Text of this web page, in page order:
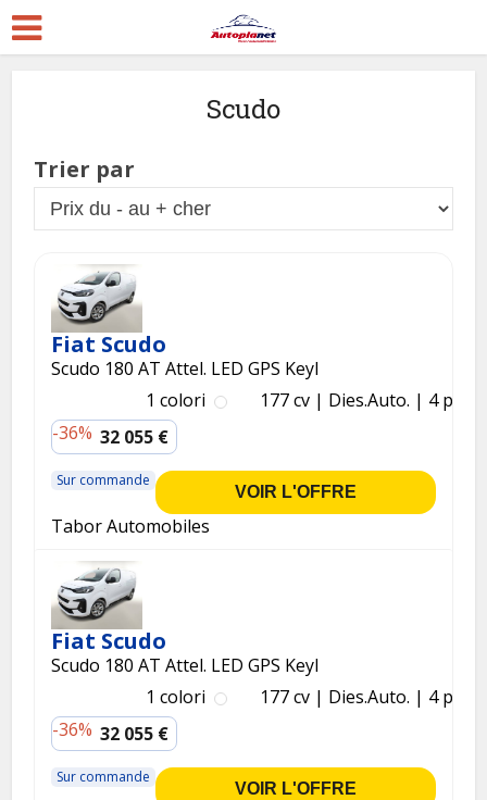
Scudo
Trier par
Fiat Scudo
Scudo 180 AT Attel. LED GPS Keyl
1 colori
177 cv Dies.Auto.
4 p.
-36% 32 055 €
Sur commande
VOIR L'OFFRE
Tabor Automobiles
Fiat Scudo
Scudo 180 AT Attel. LED GPS Keyl
1 colori
177 cv Dies.Auto.
4 p.
-36% 32 055 €
Sur commande
VOIR L'OFFRE